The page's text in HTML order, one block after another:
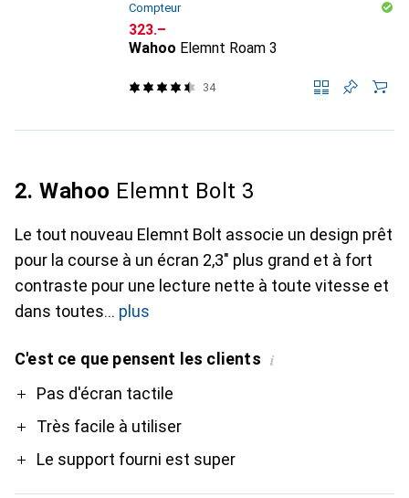
Compteur
CHF
323.–
Wahoo Elemnt Roam 3
34
2. Wahoo Elemnt Bolt 3
Le tout nouveau Elemnt Bolt associe un design prêt
pour la course à un écran 2,3" plus grand et à fort
contraste pour une lecture nette à toute vitesse et
dans toutes
plus
C'est ce que pensent les clients i
ProPas d'écran tactile
Très facile à utiliser
Le support fourni est super